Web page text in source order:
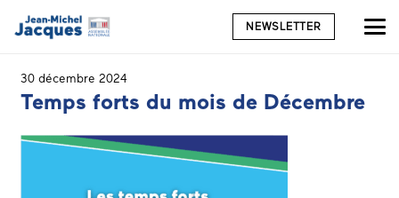
NEWSLETTER
30 décembre 2024
Temps forts du mois de Décembre